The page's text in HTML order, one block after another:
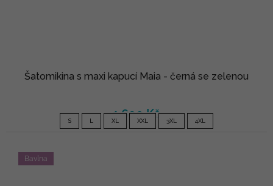
Šatomikina s maxi kapucí Maia - černá se zelenou
1 690 Kč
S L XL XXL 3XL 4XL
Bavlna